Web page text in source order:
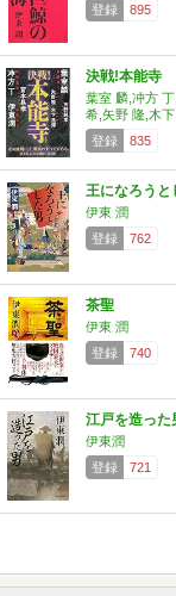
登録
895
決戦!本能寺
葉室 麟,冲方
希,矢野 隆,木
登録
835
王になろうと
伊東 潤
登録
762
茶聖
伊東 潤
登録
740
江戸を造った
伊東潤
登録
721